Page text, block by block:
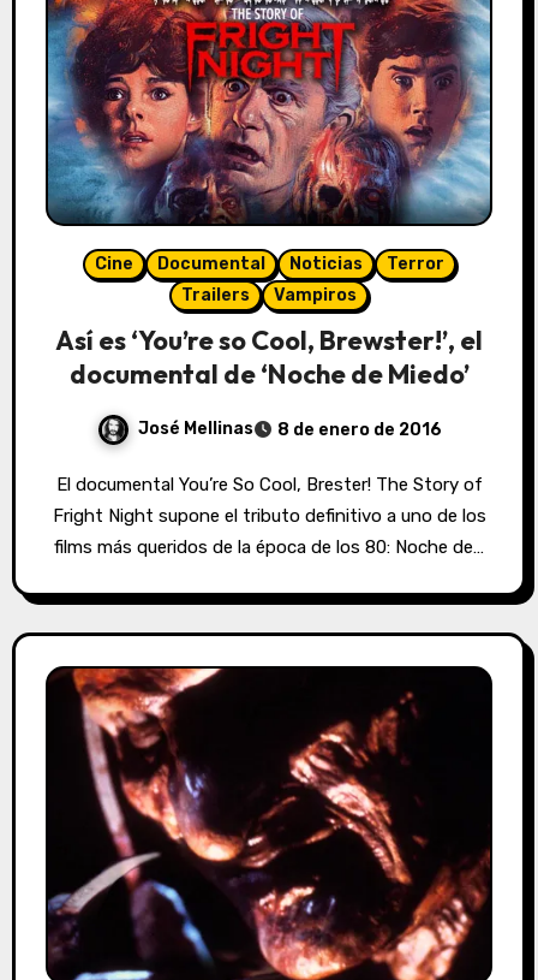
Cine Documental Noticias
Terror
Trailers
Vampiros
Así es ‘You’re so Cool, Brewster!’, el
documental de ‘Noche de Miedo’
José Mellinas 8 de enero de 2016
El documental You’re So Cool, Brester! The Story of
Fright Night supone el tributo definitivo a uno de los
films más queridos de la época de los 80: Noche de…